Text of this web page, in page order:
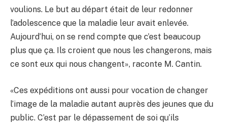
voulions. Le but au départ était de leur redonner
l’adolescence que la maladie leur avait enlevée.
Aujourd’hui, on se rend compte que c’est beaucoup
plus que ça. Ils croient que nous les changerons, mais
ce sont eux qui nous changent», raconte M. Cantin.
«Ces expéditions ont aussi pour vocation de changer
l’image de la maladie autant auprès des jeunes que du
public. C’est par le dépassement de soi qu’ils